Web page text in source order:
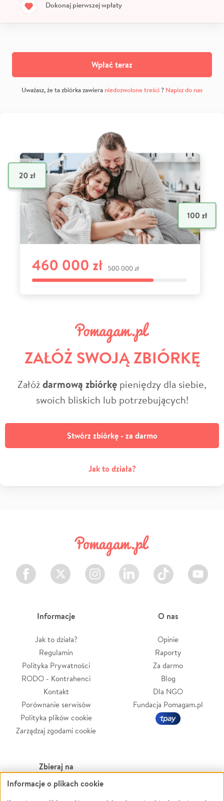
Dokonaj pierwszej wpłaty
Wpłać teraz
Uważasz, że ta zbiórka zawiera niedozwolone treści? Napisz do nas
ZAŁÓŻ SWOJĄ ZBIÓRKĘ
Załóżdarmową zbiórkę pieniędzy dla siebie,
swoich bliskich lub potrzebujących!
Stwórz zbiórkę - za darmo
Jak to działa?
Facebook Twitter Instagram LinkedIn TikTok Youtube
Informacje
Jak to działa?
Regulamin
Polityka Prywatności
RODO - Kontrahenci
Kontakt
Porównanie serwisów
Polityka plików cookie
Zarządzaj zgodami cookie
O nas
Opinie
Raporty
Za darmo
Blog
Dla NGO
Fundacja Pomagam.pl
Zbieraj na
Leczenie
Informacje o plikach cookie